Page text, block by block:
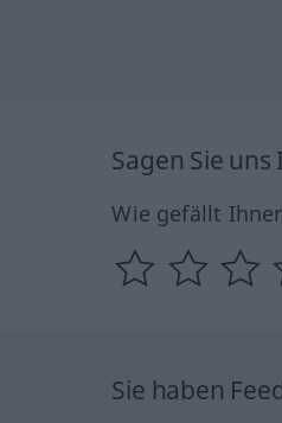
Sagen Sie
Wie gefällt
Sie haben